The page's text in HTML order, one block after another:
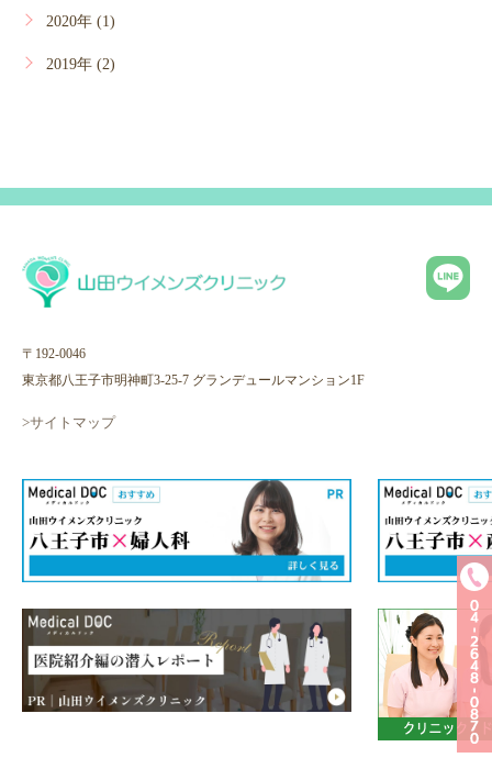
2020年 (1)
2019年 (2)
〒192-0046
東京都八王子市明神町3-25-7 グランデュールマンション1F
>サイトマップ